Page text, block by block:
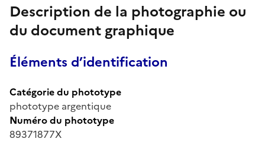
Description de la photographie ou
du document graphique
Éléments d’identification
Catégorie du phototype
phototype argentique
Numéro du phototype
89371877X